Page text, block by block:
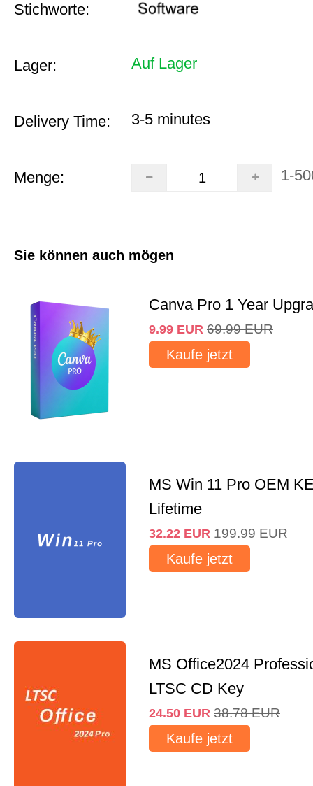
Stichworte:
Lager: Auf Lager
Delivery Time: 3-5 minutes
Menge: 1-
Sie können auch mögen
Canva Pro 1 Year
9.99 EUR 69.99 EUR
Kaufe jetzt
MS Win 11 Pro OEM
Lifetime
32.22 EUR 199.99 EUR
Kaufe jetzt
MS Office2024
LTSC CD Key
24.50 EUR 38.78 EUR
Kaufe jetzt